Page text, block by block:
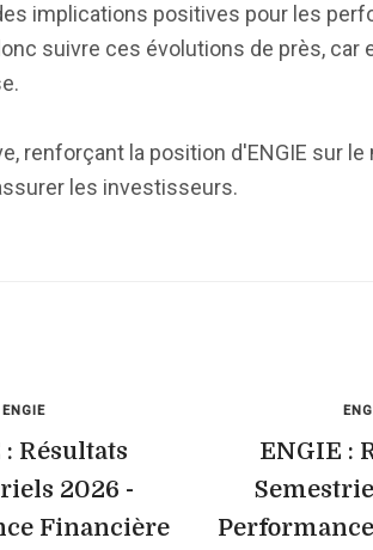
implications positives pour les
suivre ces évolutions de près, car
renforçant la position d'ENGIE sur
les investisseurs.
ENGIE
Résultats
2026 -
Financière
ENGIE :